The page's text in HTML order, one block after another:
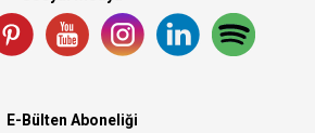
E-Bülten Aboneliği